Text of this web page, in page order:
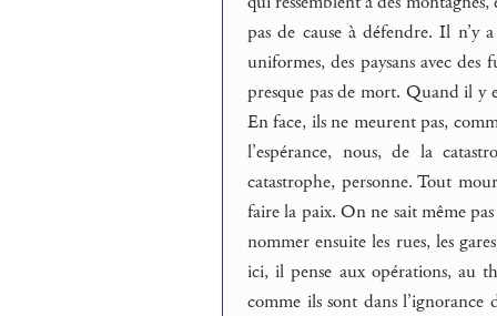
pas de cause à défendre. Il n’y
uniformes, des paysans avec des
presque pas de mort. Quand il y
En face, ils ne meurent pas,
l’espérance, nous, de la
catastrophe, personne. Tout
faire la paix. On ne sait même
nommer ensuite les rues, les
ici, il pense aux opérations, au
comme ils sont dans